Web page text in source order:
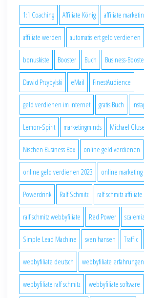
1:1 Coaching Affiliate König affiliate
affiliate werden automatisiert geld verdienen
bonuskiste Booster Buch Business-
Dawid Przybylski eMail FinestAudience
geld verdienen im internet gratis Buch
Lemon-Spirit marketingminds Michael
Nischen Business Box online geld verdienen
online geld verdienen 2023 online
Powerdrink Ralf Schmitz ralf schmitz
ralf schmitz webbyfiliate Red Power
Simple Lead Machine sven hansen Traffic
webbyfiliate deutsch webbyfiliate erfahrungen
webbyfiliate ralf schmitz webbyfiliate software